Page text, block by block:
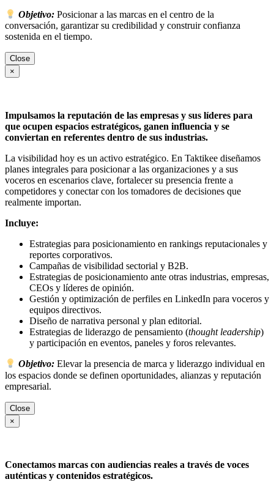
Objetivo: Posicionar a las marcas en el centro de la
conversación, garantizar su credibilidad y construir confianza
sostenida en el tiempo.
Close
×
Impulsamos la reputación de las empresas y sus líderes para
que ocupen espacios estratégicos, ganen influencia y se
conviertan en referentes dentro de sus industrias.
La visibilidad hoy es un activo estratégico. En Taktikee diseñamos
planes integrales para posicionar a las organizaciones y a sus
voceros en escenarios clave, fortalecer su presencia frente a
competidores y conectar con los tomadores de decisiones que
realmente importan.
Incluye:
Estrategias para posicionamiento en rankings reputacionales y
reportes corporativos.
Campañas de visibilidad sectorial y B2B.
Estrategias de posicionamiento ante otras industrias, empresas,
CEOs y líderes de opinión.
Gestión y optimización de perfiles en LinkedIn para voceros y
equipos directivos.
Diseño de narrativa personal y plan editorial.
Estrategias de liderazgo de pensamiento (thought leadership)
y participación en eventos, paneles y foros relevantes.
Objetivo: Elevar la presencia de marca y liderazgo individual en
los espacios donde se definen oportunidades, alianzas y reputación
empresarial.
Close
×
Conectamos marcas con audiencias reales a través de voces
auténticas y contenidos estratégicos.